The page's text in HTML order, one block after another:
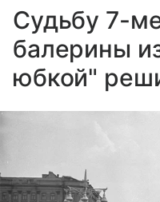
Судьбу 7-
балерины
юбкой"